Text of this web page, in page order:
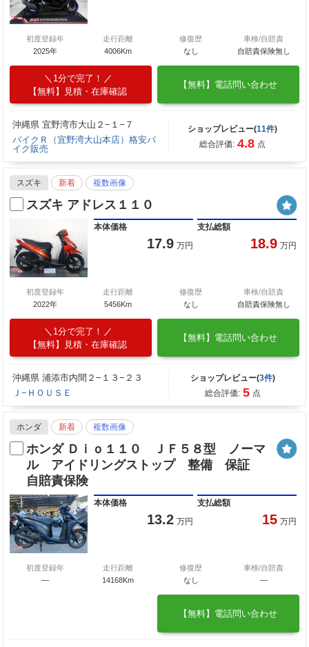
初度登録年
2025年
走行距離
4006Km
修復歴
なし
車検/自賠責
自賠責保険無し
1分で完了！
【無料】見積・在庫確認
【無料】電話問い合わせ
沖縄県 宜野湾市大山２−１−７
バイクＲ（宜野湾大山本店）格安バ
イク販売
ショップレビュー(11件)
総合評価: 4.8 点
スズキ 新着 複数画像
スズキ アドレス１１０
本体価格
17.9 万円
支払総額
18.9 万円
初度登録年
2022年
走行距離
5456Km
修復歴
なし
車検/自賠責
自賠責保険無し
1分で完了！
【無料】見積・在庫確認
【無料】電話問い合わせ
沖縄県 浦添市内間２−１３−２３
Ｊ−ＨＯＵＳＥ
ショップレビュー(3件)
総合評価: 5 点
ホンダ 新着 複数画像
ホンダ Ｄｉｏ１１０ ＪＦ５８型 ノーマ
ル アイドリングストップ 整備 保証
自賠責保険
本体価格
13.2 万円
支払総額
15 万円
初度登録年
―
走行距離
14168Km
修復歴
なし
車検/自賠責
―
【無料】電話問い合わせ